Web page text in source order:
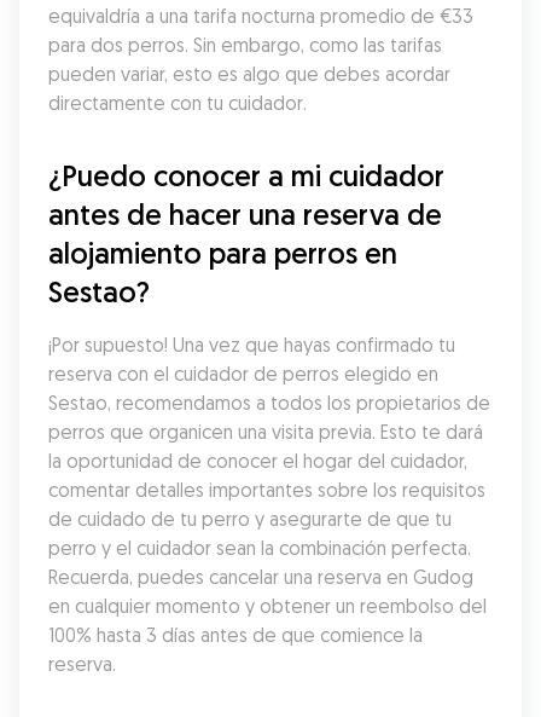
equivaldría a una tarifa nocturna promedio de €33
para dos perros. Sin embargo, como las tarifas
pueden variar, esto es algo que debes acordar
directamente con tu cuidador.
¿Puedo conocer a mi cuidador
antes de hacer una reserva de
alojamiento para perros en
Sestao?
¡Por supuesto! Una vez que hayas confirmado tu
reserva con el cuidador de perros elegido en
Sestao, recomendamos a todos los propietarios de
perros que organicen una visita previa. Esto te dará
la oportunidad de conocer el hogar del cuidador,
comentar detalles importantes sobre los requisitos
de cuidado de tu perro y asegurarte de que tu
perro y el cuidador sean la combinación perfecta.
Recuerda, puedes cancelar una reserva en Gudog
en cualquier momento y obtener un reembolso del
100% hasta 3 días antes de que comience la
reserva.